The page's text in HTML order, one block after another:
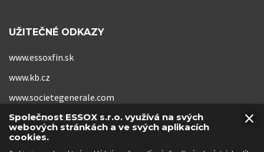
UŽITEČNÉ ODKAZY
www.essoxfin.sk
www.kb.cz
www.societegenerale.com
www.kb-pojistovna.cz
×
Společnost ESSOX s.r.o. využívá na svých
webových stránkách a ve svých aplikacích
cookies.